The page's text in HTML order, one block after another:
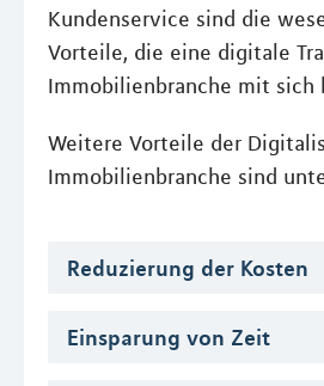
Kundenservice sind die
Vorteile, die eine digitale
Immobilienbranche mit sich
Weitere Vorteile der
Immobilienbranche sind
Reduzierung der Kosten
Einsparung von Zeit